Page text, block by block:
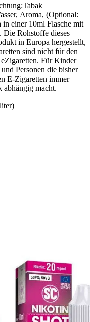
Aroma, (Optional:
einer 10ml Flasche mit
Rohstoffe dieses
in Europa hergestellt,
sind nicht für den
Für Kinder
Personen die bisher
E-Zigaretten immer
macht.